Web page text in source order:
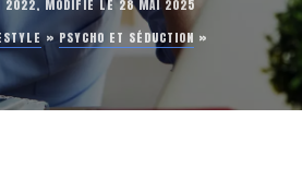
2022, MODIFIÉ LE 28 MAI 2025
» PSYCHO ET SÉDUCTION »